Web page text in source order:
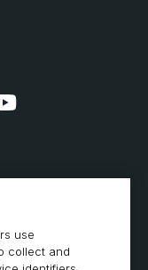
use
collect and